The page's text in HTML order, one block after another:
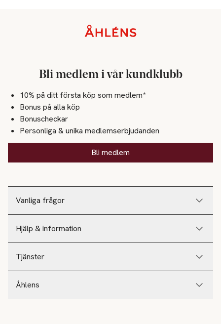
Vanliga frågor
Hjälp & information
Tjänster
Åhlens
Bli medlem i vår kundklubb
10% på ditt första köp som medlem*
Bonus på alla köp
Bonuscheckar
Personliga & unika medlemserbjudanden
Bli medlem